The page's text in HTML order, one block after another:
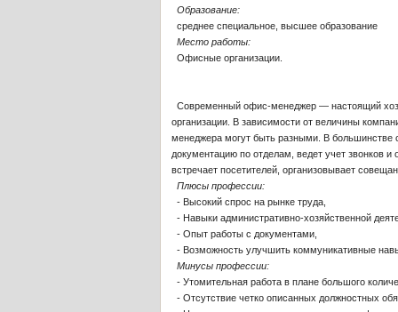
Образование:
среднее специальное, высшее образование
Место работы:
Офисные организации.
Современный офис-менеджер — настоящий
организации. В зависимости от величины
менеджера могут быть разными. В большинстве
документацию по отделам, ведет учет звонков
встречает посетителей, организовывает
Плюсы профессии:
- Высокий спрос на рынке труда,
- Навыки административно-хозяйственной
- Опыт работы с документами,
- Возможность улучшить коммуникативные
Минусы профессии:
- Утомительная работа в плане большого
- Отсутствие четко описанных должностных